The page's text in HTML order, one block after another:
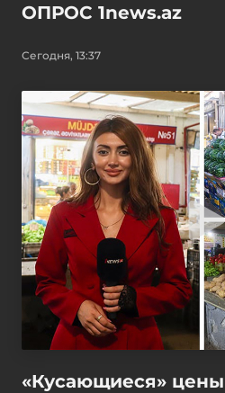
ОПРОС 1news.az
Сегодня, 13:37
«Кусающиеся»